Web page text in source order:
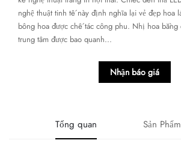
nghệ thuật tinh tế này định nghĩa lại vẻ đẹp hoa
bông hoa được chế tác công phu. Nhị hoa
trung tâm được bao quanh...
Nhận báo giá
Tổng quan Sản